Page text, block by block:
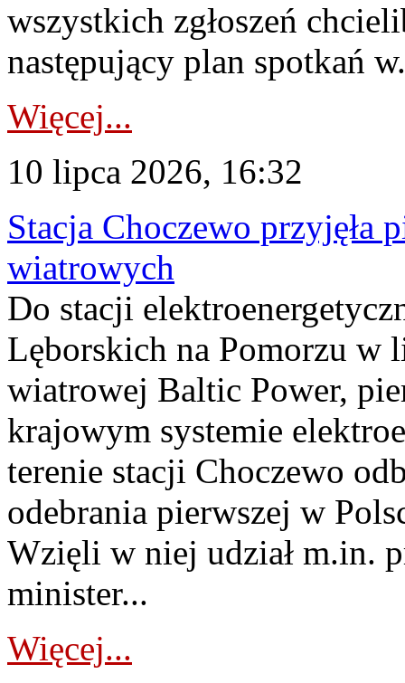
wszystkich zgłoszeń
następujący plan spotkań
Więcej...
10 lipca 2026, 16:32
Stacja Choczewo przyjęła
wiatrowych
Do stacji
Lęborskich na Pomorzu w
wiatrowej Baltic Power,
krajowym systemie
terenie stacji Choczewo
odebrania pierwszej w
Wzięli w niej udział m.in.
minister...
Więcej...